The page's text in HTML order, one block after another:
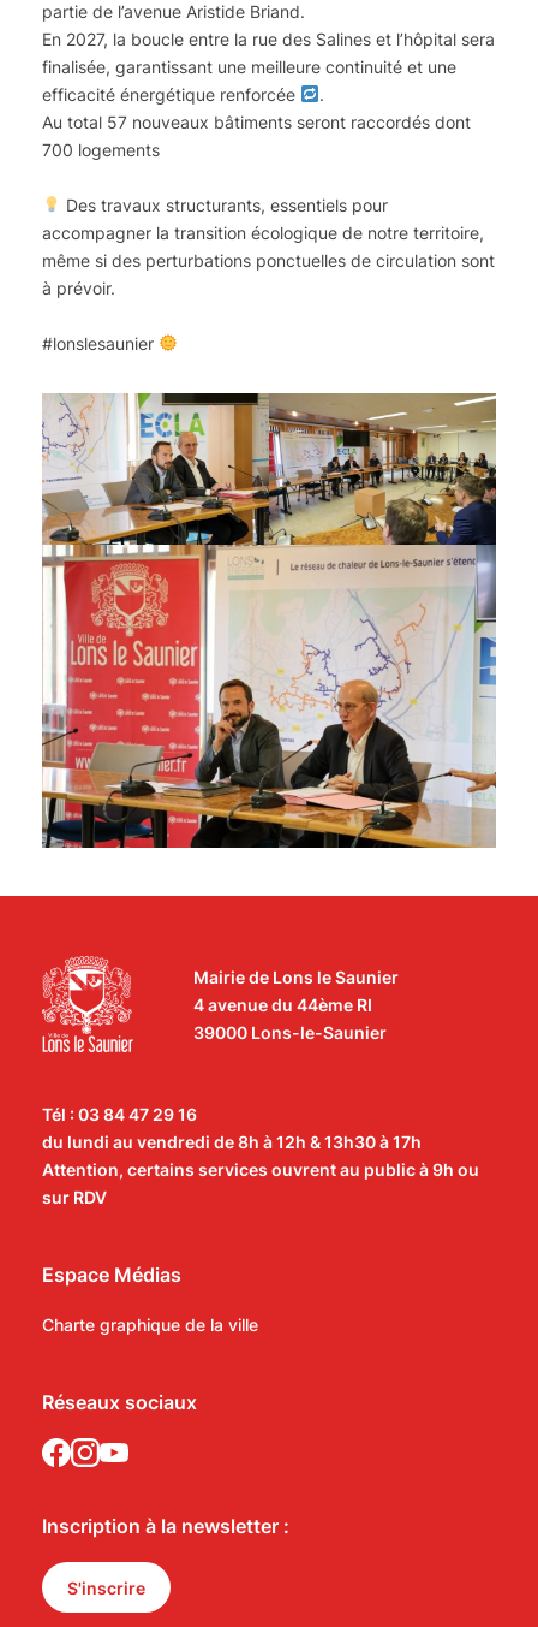
partie de l’avenue Aristide Briand.
En 2027, la boucle entre la rue des Salines et l’hôpital sera
finalisée, garantissant une meilleure continuité et une
efficacité énergétique renforcée
.
Au total 57 nouveaux bâtiments seront raccordés dont
700 logements
Des travaux structurants, essentiels pour
accompagner la transition écologique de notre territoire,
même si des perturbations ponctuelles de circulation sont
à prévoir.
#lonslesaunier
Mairie de Lons le Saunier
4 avenue du 44ème RI
39000 Lons-le-Saunier
Tél : 03 84 47 29 16
du lundi au vendredi de 8h à 12h & 13h30 à 17h
Attention, certains services ouvrent au public à 9h ou
sur RDV
Espace Médias
Charte graphique de la ville
Réseaux sociaux
Inscription à la newsletter :
S'inscrire